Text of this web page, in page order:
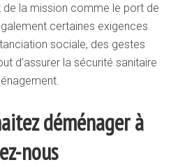
de la mission comme le port de
certaines exigences
sociale, des gestes
d’assurer la sécurité sanitaire
déménager à
nous